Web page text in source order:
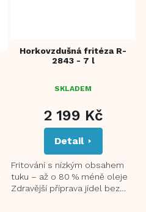
Horkovzdušná fritéza R-
2843 - 7 l
SKLADEM
2 199 Kč
Detail
Fritování s nízkým obsahem
tuku – až o 80 % méně oleje
Zdravější příprava jídel bez